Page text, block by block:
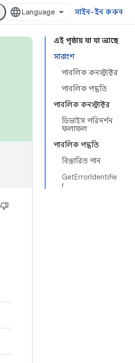
সাইন-ইন করুন
এই পৃষ্ঠায় যা যা আছে
সারাংশ
পাবলিক কনস্ট্রাক্টর
পাবলিক পদ্ধতি
পাবলিক কনস্ট্রাক্টর
ডিভাইস পরিদর্শন
ফলাফল
পাবলিক পদ্ধতি
বিস্তারিত পান
GetErrorIdentifie
r